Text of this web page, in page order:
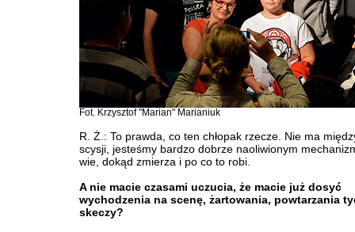
Fot. Krzysztof "Marian" Marianiuk
R. Ż.: To prawda, co ten chłopak rzecze. Nie ma
scysji, jesteśmy bardzo dobrze naoliwionym
wie, dokąd zmierza i po co to robi.
A nie macie czasami uczucia, że macie już dosyć
wychodzenia na scenę, żartowania, powtarzania
skeczy?